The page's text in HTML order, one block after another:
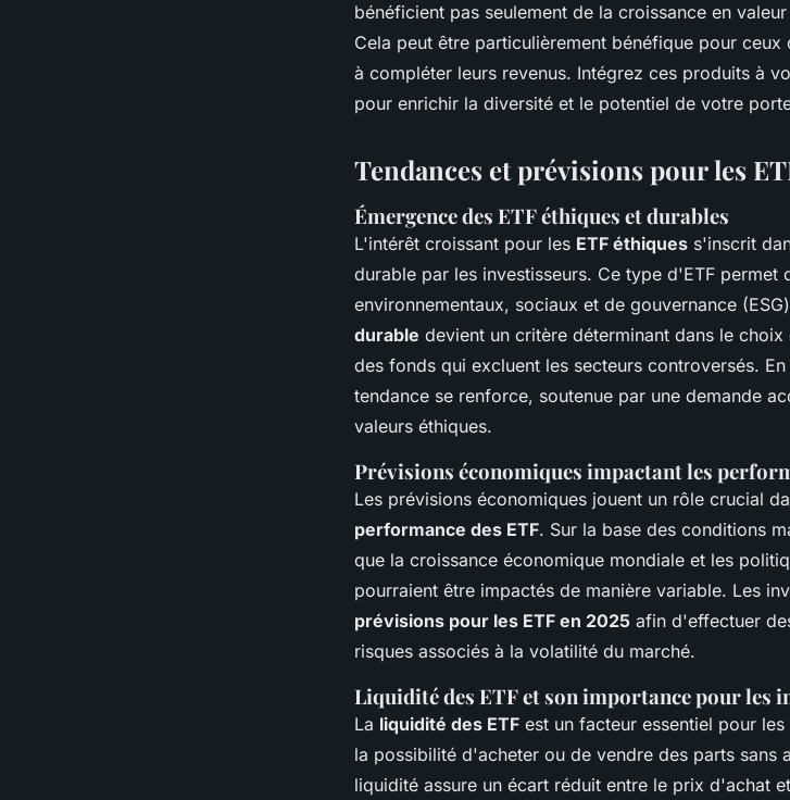
bénéficient pas seulement de la croissance en
Cela peut être particulièrement bénéfique pour
à compléter leurs revenus. Intégrez ces produits à
pour enrichir la diversité et le potentiel de votre
Tendances et prévisions pour les
Émergence des ETF éthiques et durables
L'intérêt croissant pour les ETF éthiques s'inscrit
durable par les investisseurs. Ce type d'ETF permet
environnementaux, sociaux et de gouvernance
durable devient un critère déterminant dans le
des fonds qui excluent les secteurs controversés.
tendance se renforce, soutenue par une demande
valeurs éthiques.
Prévisions économiques impactant les
Les prévisions économiques jouent un rôle crucial
performance des ETF. Sur la base des conditions
que la croissance économique mondiale et les
pourraient être impactés de manière variable. Les
prévisions pour les ETF en 2025 afin d'effectuer
risques associés à la volatilité du marché.
Liquidité des ETF et son importance pour les
La liquidité des ETF est un facteur essentiel pour
la possibilité d'acheter ou de vendre des parts sans
liquidité assure un écart réduit entre le prix d'achat